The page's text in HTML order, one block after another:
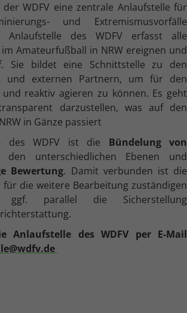
WDFV eine zentrale Anlaufstelle für
und Extremismusvorfälle
Anlaufstelle des WDFV erfasst alle
Amateurfußball in NRW ereignen und
Sie bildet eine Schnittstelle zu den
und externen Partnern, um für den
reaktiv agieren zu können. Es geht
darzustellen, was auf den
in Gänze passiert
des WDFV ist die Bündelung von
den unterschiedlichen Ebenen und
Bewertung. Damit verbunden ist die
die weitere Bearbeitung zuständigen
parallel die Sicherstellung
Anlaufstelle des WDFV per E-Mail